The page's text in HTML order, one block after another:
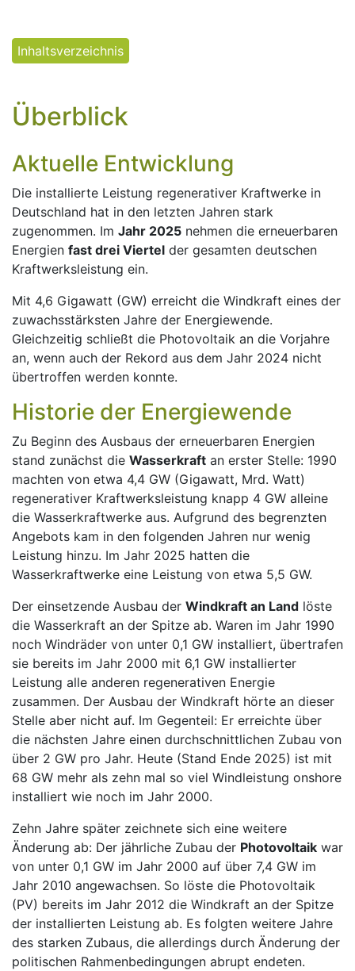
Inhaltsverzeichnis
Überblick
Aktuelle Entwicklung
Die installierte Leistung regenerativer Kraftwerke in
Deutschland hat in den letzten Jahren stark
zugenommen. Im Jahr 2025 nehmen die erneuerbaren
Energien fast drei Viertel der gesamten deutschen
Kraftwerksleistung ein.
Mit 4,6 Gigawatt (GW) erreicht die Windkraft eines der
zuwachsstärksten Jahre der Energiewende.
Gleichzeitig schließt die Photovoltaik an die Vorjahre
an, wenn auch der Rekord aus dem Jahr 2024 nicht
übertroffen werden konnte.
Historie der Energiewende
Zu Beginn des Ausbaus der erneuerbaren Energien
stand zunächst die Wasserkraft an erster Stelle: 1990
machten von etwa 4,4 GW (Gigawatt, Mrd. Watt)
regenerativer Kraftwerksleistung knapp 4 GW alleine
die Wasserkraftwerke aus. Aufgrund des begrenzten
Angebots kam in den folgenden Jahren nur wenig
Leistung hinzu. Im Jahr 2025 hatten die
Wasserkraftwerke eine Leistung von etwa 5,5 GW.
Der einsetzende Ausbau der Windkraft an Land löste
die Wasserkraft an der Spitze ab. Waren im Jahr 1990
noch Windräder von unter 0,1 GW installiert, übertrafen
sie bereits im Jahr 2000 mit 6,1 GW installierter
Leistung alle anderen regenerativen Energie
zusammen. Der Ausbau der Windkraft hörte an dieser
Stelle aber nicht auf. Im Gegenteil: Er erreichte über
die nächsten Jahre einen durchschnittlichen Zubau von
über 2 GW pro Jahr. Heute (Stand Ende 2025) ist mit
68 GW mehr als zehn mal so viel Windleistung onshore
installiert wie noch im Jahr 2000.
Zehn Jahre später zeichnete sich eine weitere
Änderung ab: Der jährliche Zubau der Photovoltaik war
von unter 0,1 GW im Jahr 2000 auf über 7,4 GW im
Jahr 2010 angewachsen. So löste die Photovoltaik
(PV) bereits im Jahr 2012 die Windkraft an der Spitze
der installierten Leistung ab. Es folgten weitere Jahre
des starken Zubaus, die allerdings durch Änderung der
politischen Rahmenbedingungen abrupt endeten.